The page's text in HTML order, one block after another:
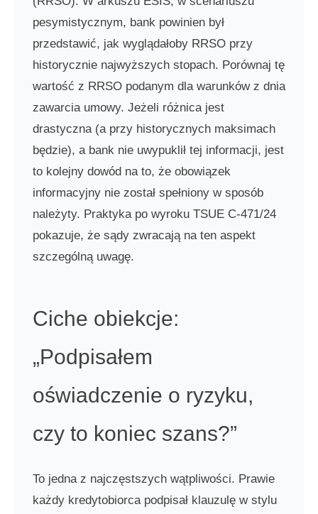
pesymistycznym, bank powinien był
przedstawić, jak wyglądałoby RRSO przy
historycznie najwyższych stopach. Porównaj tę
wartość z RRSO podanym dla warunków z dnia
zawarcia umowy. Jeżeli różnica jest
drastyczna (a przy historycznych maksimach
będzie), a bank nie uwypuklił tej informacji, jest
to kolejny dowód na to, że obowiązek
informacyjny nie został spełniony w sposób
należyty. Praktyka po wyroku TSUE C-471/24
pokazuje, że sądy zwracają na ten aspekt
szczególną uwagę.
Ciche obiekcje:
„Podpisałem
oświadczenie o ryzyku,
czy to koniec szans?”
To jedna z najczęstszych wątpliwości. Prawie
każdy kredytobiorca podpisał klauzulę w stylu